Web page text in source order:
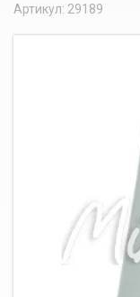
Артикул: 29189